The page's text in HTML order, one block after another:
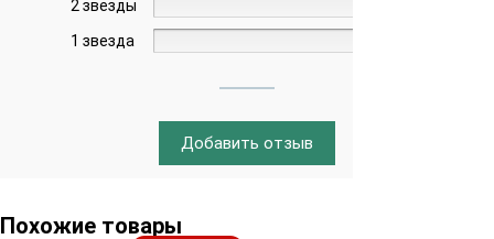
2 звезды
1 звезда
Добавить отзыв
Похожие товары